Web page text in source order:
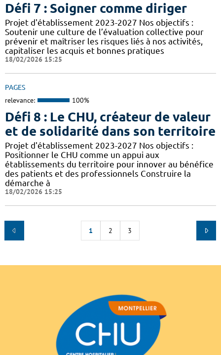
Défi 7 : Soigner comme diriger
Projet d'établissement 2023-2027 Nos objectifs :
Soutenir une culture de l’évaluation collective pour
prévenir et maîtriser les risques liés à nos activités,
capitaliser les acquis et bonnes pratiques
18/02/2026 15:25
PAGES
relevance: 100%
Défi 8 : Le CHU, créateur de valeur
et de solidarité dans son territoire
Projet d'établissement 2023-2027 Nos objectifs :
Positionner le CHU comme un appui aux
établissements du territoire pour innover au bénéfice
des patients et des professionnels Construire la
démarche à
18/02/2026 15:25
1 2 3